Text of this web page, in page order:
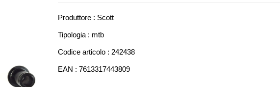
Produttore : Scott
Tipologia : mtb
Codice articolo : 242438
EAN : 7613317443809